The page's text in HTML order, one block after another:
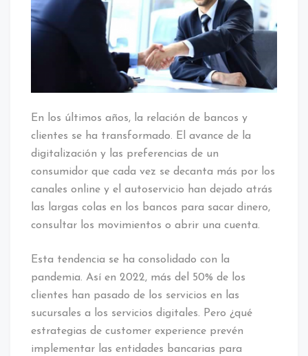
En los últimos años, la relación de bancos y
clientes se ha transformado. El avance de la
digitalización y las preferencias de un
consumidor que cada vez se decanta más por los
canales online y el autoservicio han dejado atrás
las largas colas en los bancos para sacar dinero,
consultar los movimientos o abrir una cuenta.
Esta tendencia se ha consolidado con la
pandemia. Así en 2022, más del 50% de los
clientes han pasado de los servicios en las
sucursales a los servicios digitales. Pero ¿qué
estrategias de customer experience prevén
implementar las entidades bancarias para